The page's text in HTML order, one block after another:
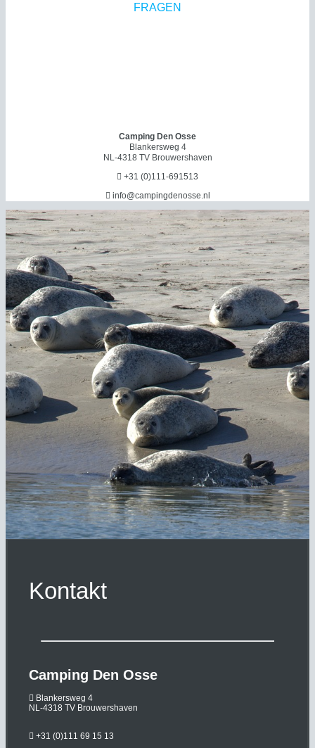
FRAGEN
Camping Den Osse
Blankersweg 4
NL-4318 TV Brouwershaven
 +31 (0)111-691513
 info@campingdenosse.nl
Kontakt
Camping Den Osse
 Blankersweg 4
NL-4318 TV Brouwershaven
 +31 (0)111 69 15 13